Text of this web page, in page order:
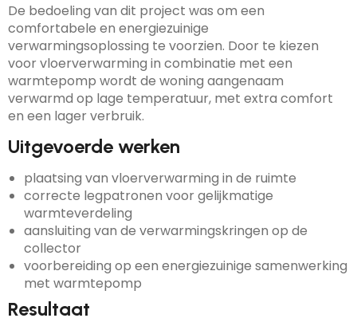
De bedoeling van dit project was om een
comfortabele en energiezuinige
verwarmingsoplossing te voorzien. Door te kiezen
voor vloerverwarming in combinatie met een
warmtepomp wordt de woning aangenaam
verwarmd op lage temperatuur, met extra comfort
en een lager verbruik.
Uitgevoerde werken
plaatsing van vloerverwarming in de ruimte
correcte legpatronen voor gelijkmatige
warmteverdeling
aansluiting van de verwarmingskringen op de
collector
voorbereiding op een energiezuinige samenwerking
met warmtepomp
Resultaat